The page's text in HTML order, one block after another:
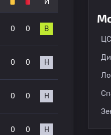
И
0 0 В
0 0 Н
0 0 Н
0 0 Н